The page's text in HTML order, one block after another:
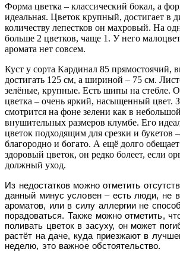
Форма цветка – классический бокал, а
идеальная. Цветок крупный, достигает в
количеству лепестков он махровый. На
больше 2 цветков, чаще 1. У него
аромата нет совсем.
Куст у сорта Кардинал 85 прямостоячий,
достигать 125 см, а шириной – 75 см.
зелёные, крупные. Есть шипы на стебле.
цветка – очень яркий, насыщенный цвет.
смотрится на фоне зелени как в
внушительных размеров клумбе. Его
цветок подходящим для срезки и букетов
благородно и богато. А ещё долго обещает
здоровый цветок, он редко болеет, если
должный уход.
Из недостатков можно отметить
данный минус условен – есть люди, не
ароматов, или в силу аллергии не
порадоваться. Также можно отметить,
поливать цветок в засуху, он может
растёт на даче, куда приезжают в
неделю, это важное обстоятельство.